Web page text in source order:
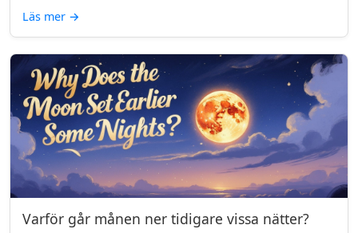
Läs mer →
Varför går månen ner tidigare vissa nätter?